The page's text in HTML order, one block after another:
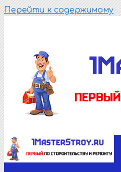
Перейти к содержимому